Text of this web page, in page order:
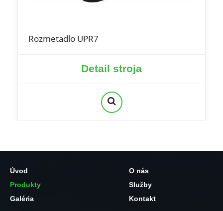
Rozmetadlo UPR7
Detail stroja
Úvod
O nás
Produkty
Služby
Galéria
Kontakt